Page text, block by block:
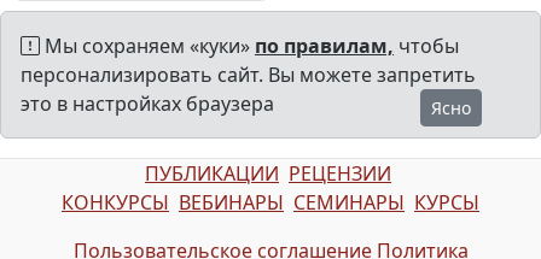
Мы сохраняем «куки» по правилам, чтобы
персонализировать сайт. Вы можете запретить
это в настройках браузера
Ясно
ПУБЛИКАЦИИ РЕЦЕНЗИИ
КОНКУРСЫ ВЕБИНАРЫ СЕМИНАРЫ КУРСЫ
Пользовательское соглашение Политика